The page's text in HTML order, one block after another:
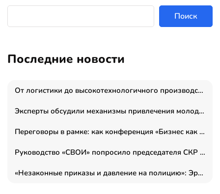
Поиск
Последние новости
От логистики до высокотехнологичного производства: как основатель “гагаринга” выстраивает экосистему безопасности и гражданских БПЛА
Эксперты обсудили механизмы привлечения молодых специалистов в промышленные города
Переговоры в рамке: как конференция «Бизнес как искусство» переформатирует деловой этикет в стенах ТПП РФ
Руководство «СВОИ» попросило председателя СКР дать правовую оценку обысков в тыловом штабе
«Незаконные приказы и давление на полицию»: Эрнеста Султанова задержали у посольства Израиля во время одиночного пикета